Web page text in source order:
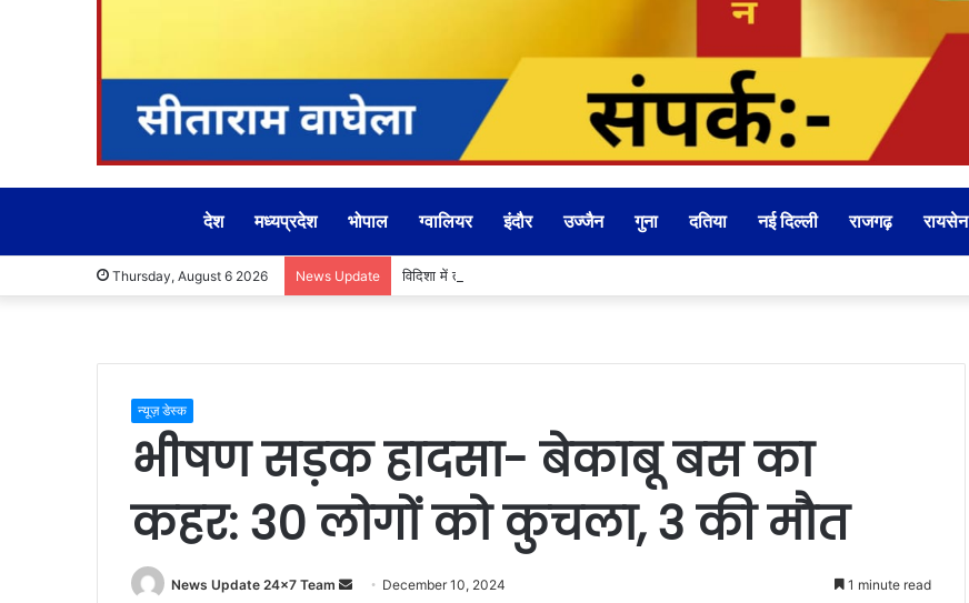
देश मध्यप्रदेश भोपाल ग्वालियर इंदौर उज्जैन गुना दतिया नई दिल्ली राजगढ़ रायसेन
Thursday, August 6 2026 News Update विदिशा में तहसीलदार-नायब तहसीलदारों के प्रभार बदले, कलेक्टर ने जारी किए नए पदस्थापना आदेश
न्यूज़ डेस्क
भीषण सड़क हादसा- बेकाबू बस का
कहर: 30 लोगों को कुचला, 3 की मौत
News Update 24x7 Team
Send December 10, 2024 1 minute read